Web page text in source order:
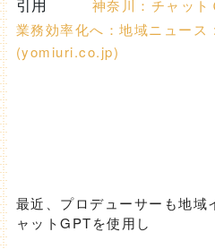
引用 神奈川：チャッ
業務効率化へ：地域ニュース
(yomiuri.co.jp)
最近、プロデューサーも地域
ャットGPTを使用し